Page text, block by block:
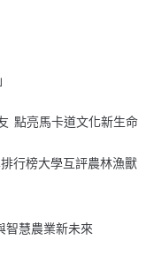
點亮馬卡道文化新生命
行榜大學互評農林漁獸
智慧農業新未來